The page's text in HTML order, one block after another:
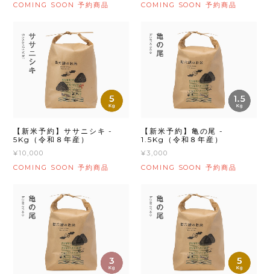
COMING SOON
予約商品
COMING SOON
予約商品
【新米予約】ササニシキ -
5Kg（令和８年産）
¥10,000
COMING SOON
予約商品
【新米予約】亀の尾 -
1.5Kg（令和８年産）
¥3,000
COMING SOON
予約商品